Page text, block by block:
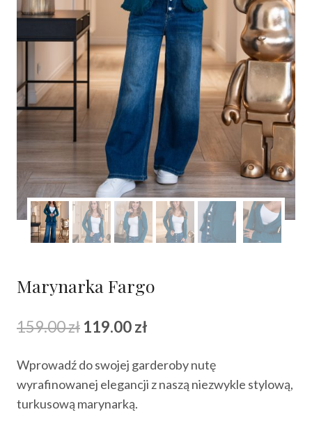
Marynarka Fargo
159.00zł Pierwotna
wynosiła:
159.00 zł.
119.00zł
wynosi:
Wprowadź do swojej garderoby nutę
wyrafinowanej elegancji z naszą niezwykle stylową,
turkusową marynarką.